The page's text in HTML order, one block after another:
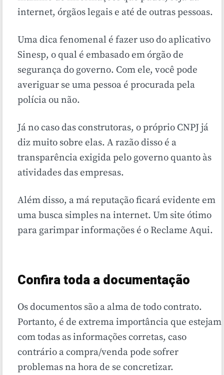
internet, órgãos legais e até de outras pessoas.
Uma dica fenomenal é fazer uso do aplicativo
Sinesp, o qual é embasado em órgão de
segurança do governo. Com ele, você pode
averiguar se uma pessoa é procurada pela
polícia ou não.
Já no caso das construtoras, o próprio CNPJ já
diz muito sobre elas. A razão disso é a
transparência exigida pelo governo quanto às
atividades das empresas.
Além disso, a má reputação ficará evidente em
uma busca simples na internet. Um site ótimo
para garimpar informações é o Reclame Aqui.
Confira toda a documentação
Os documentos são a alma de todo contrato.
Portanto, é de extrema importância que estejam
com todas as informações corretas, caso
contrário a compra/venda pode sofrer
problemas na hora de se concretizar.